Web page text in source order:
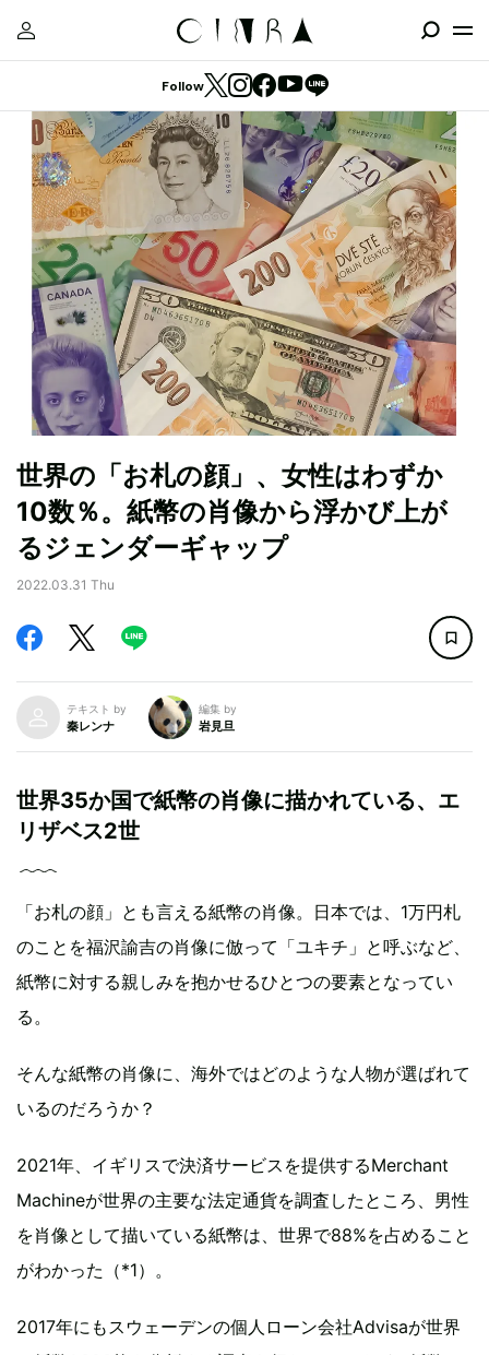
Follow
世界の「お札の顔」、女性はわずか
10数％。紙幣の肖像から浮かび上が
るジェンダーギャップ
2022.03.31 Thu
テキスト by
秦レンナ
編集 by
岩見旦
世界35か国で紙幣の肖像に描かれている、エ
リザベス2世
「お札の顔」とも言える紙幣の肖像。日本では、1万円札
のことを福沢諭吉の肖像に倣って「ユキチ」と呼ぶなど、
紙幣に対する親しみを抱かせるひとつの要素となってい
る。
そんな紙幣の肖像に、海外ではどのような人物が選ばれて
いるのだろうか？
2021年、イギリスで決済サービスを提供するMerchant
Machineが世界の主要な法定通貨を調査したところ、男性
を肖像として描いている紙幣は、世界で88%を占めること
がわかった（*1）。
2017年にもスウェーデンの個人ローン会社Advisaが世界